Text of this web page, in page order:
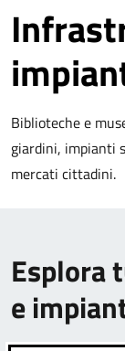
Biblioteche e
giardini, impianti
mercati cittadini.
Esplora
e